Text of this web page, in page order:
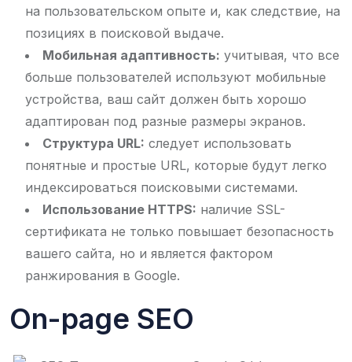
на пользовательском опыте и, как следствие, на
позициях в поисковой выдаче.
Мобильная адаптивность: учитывая, что все
больше пользователей используют мобильные
устройства, ваш сайт должен быть хорошо
адаптирован под разные размеры экранов.
Структура URL: следует использовать
понятные и простые URL, которые будут легко
индексироваться поисковыми системами.
Использование HTTPS: наличие SSL-
сертификата не только повышает безопасность
вашего сайта, но и является фактором
ранжирования в Google.
On-page SEO